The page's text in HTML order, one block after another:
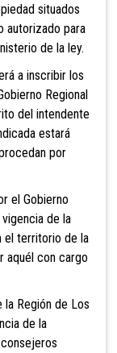
situados
autorizado para
de la ley.
a inscribir los
Regional
del intendente
estará
por
el Gobierno
de la
el territorio de la
aquél con cargo
Región de Los
de la